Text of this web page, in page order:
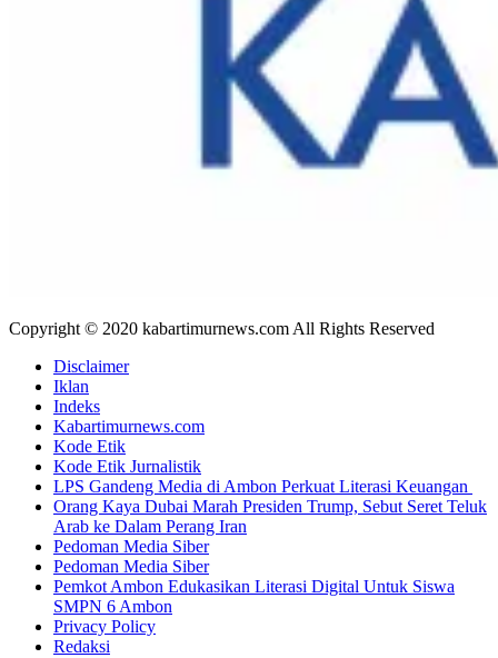
Copyright © 2020 kabartimurnews.com All Rights Reserved
Disclaimer
Iklan
Indeks
Kabartimurnews.com
Kode Etik
Kode Etik Jurnalistik
LPS Gandeng Media di Ambon Perkuat Literasi Keuangan
Orang Kaya Dubai Marah Presiden Trump, Sebut Seret Teluk
Arab ke Dalam Perang Iran
Pedoman Media Siber
Pedoman Media Siber
Pemkot Ambon Edukasikan Literasi Digital Untuk Siswa
SMPN 6 Ambon
Privacy Policy
Redaksi